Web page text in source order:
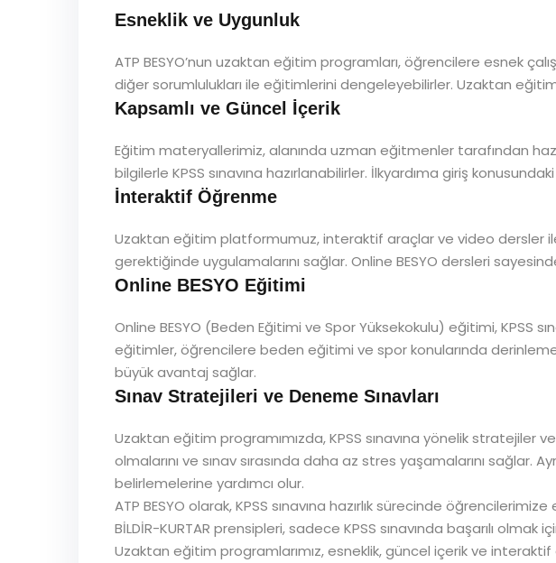
Esneklik ve Uygunluk
ATP BESYO’nun uzaktan eğitim programları, öğrencilere esnek
diğer sorumlulukları ile eğitimlerini dengeleyebilirler. Uzaktan
Kapsamlı ve Güncel İçerik
Eğitim materyallerimiz, alanında uzman eğitmenler tarafından
bilgilerle KPSS sınavına hazırlanabilirler. İlkyardıma giriş
İnteraktif Öğrenme
Uzaktan eğitim platformumuz, interaktif araçlar ve video dersler
gerektiğinde uygulamalarını sağlar. Online BESYO dersleri
Online BESYO Eğitimi
Online BESYO (Beden Eğitimi ve Spor Yüksekokulu) eğitimi, KPSS
eğitimler, öğrencilere beden eğitimi ve spor konularında
büyük avantaj sağlar.
Sınav Stratejileri ve Deneme Sınavları
Uzaktan eğitim programımızda, KPSS sınavına yönelik stratejiler
olmalarını ve sınav sırasında daha az stres yaşamalarını sağlar.
belirlemelerine yardımcı olur.
ATP BESYO olarak, KPSS sınavına hazırlık sürecinde
BİLDİR-KURTAR prensipleri, sadece KPSS sınavında başarılı
Uzaktan eğitim programlarımız, esneklik, güncel içerik ve interaktif